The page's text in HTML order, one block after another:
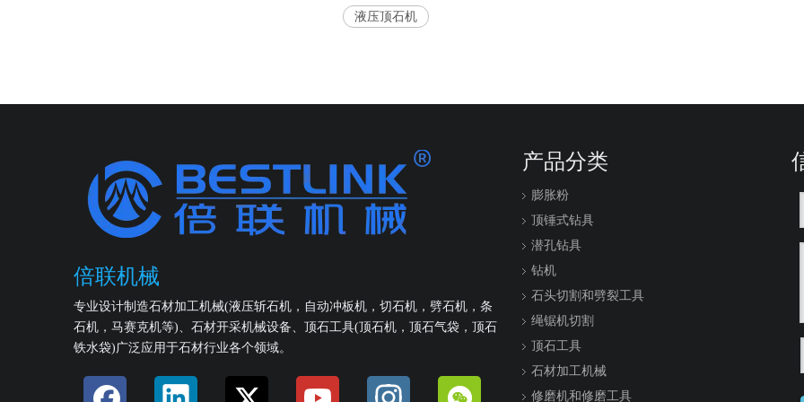
液压顶石机
倍联机械
专业设计制造石材加工机械(液压斩石机，自动冲板机，切石机，劈石机，条
石机，马赛克机等)、石材开采机械设备、顶石工具(顶石机，顶石气袋，顶石
铁水袋)广泛应用于石材行业各个领域。
产品分类
膨胀粉
顶锤式钻具
潜孔钻具
钻机
石头切割和劈裂工具
绳锯机切割
顶石工具
石材加工机械
修磨机和修磨工具